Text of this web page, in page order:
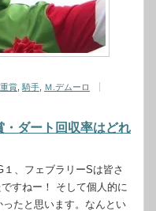
重賞 騎手 Ｍ.デムーロ
・ダート回収率はどれ
、フェブラリーSは皆さ
すねー！ そして個人的に
たと思います。なんとい